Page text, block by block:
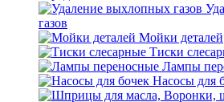
газов
Мойки деталей
Тиски
Лампы
Насосы для